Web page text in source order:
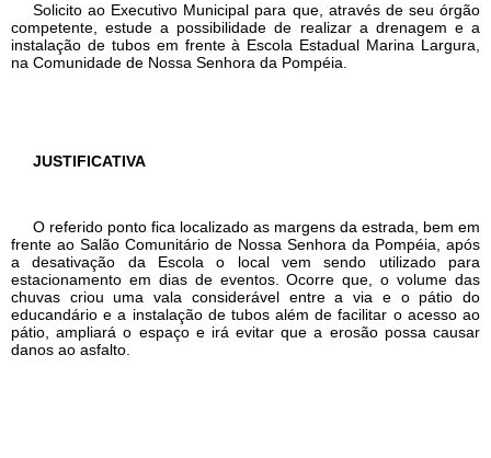
Solicito ao Executivo Municipal para que, através de seu órgão
competente, estude a possibilidade de realizar a drenagem e a
instalação de tubos em frente à Escola Estadual Marina Largura,
na Comunidade de Nossa Senhora da Pompéia.
JUSTIFICATIVA
O referido ponto fica localizado as margens da estrada, bem em
frente ao Salão Comunitário de Nossa Senhora da Pompéia, após
a desativação da Escola o local vem sendo utilizado para
estacionamento em dias de eventos. Ocorre que, o volume das
chuvas criou uma vala considerável entre a via e o pátio do
educandário e a instalação de tubos além de facilitar o acesso ao
pátio, ampliará o espaço e irá evitar que a erosão possa causar
danos ao asfalto.